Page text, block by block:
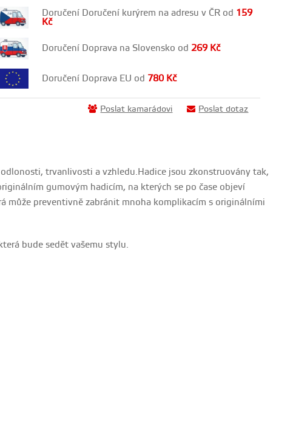
Doručení Doručení kurýrem na adresu v ČR od 159
Kč
Doručení Doprava na Slovensko od269 Kč
Doručení Doprava EU od 780 Kč
Poslat kamarádovi Poslat dotaz
trvanlivosti a vzhledu.Hadice jsou zkonstruovány tak,
gumovým hadicím, na kterých se po čase objeví
může preventivně zabránit mnoha komplikacím s originálními
bude sedět vašemu stylu.